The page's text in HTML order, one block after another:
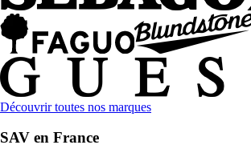
Découvrir toutes nos marques
SAV en France